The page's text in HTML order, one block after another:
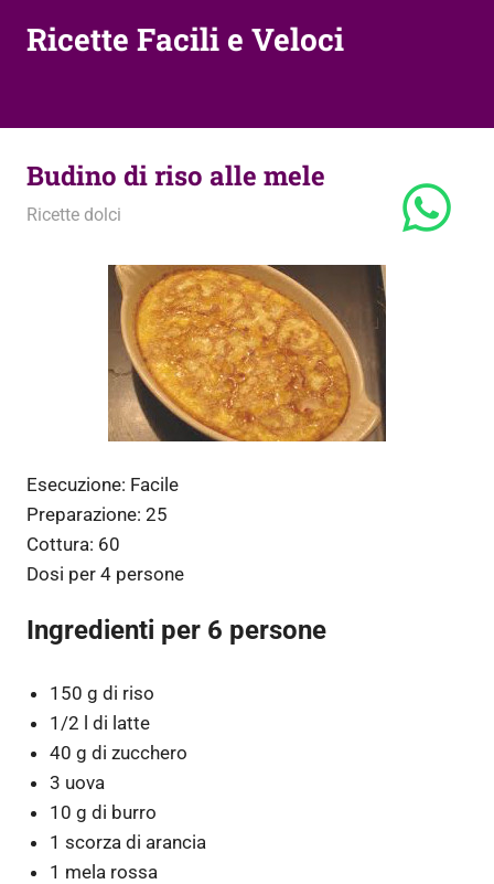
Ricette Facili e Veloci
Budino di riso alle mele
7 Aprile 2013
admin
Ricette dolci
Esecuzione: Facile
Preparazione: 25
Cottura: 60
Dosi per 4 persone
Ingredienti per 6 persone
150 g di riso
1/2 l di latte
40 g di zucchero
3 uova
10 g di burro
1 scorza di arancia
1 mela rossa